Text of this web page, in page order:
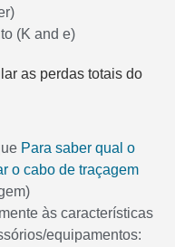
(K and e)
as perdas totais do
Para saber qual o
o cabo de traçagem
às características
equipamentos: